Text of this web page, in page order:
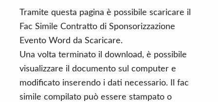
Tramite questa pagina è possibile scaricare il
Fac Simile Contratto di Sponsorizzazione
Evento Word da Scaricare.
Una volta terminato il download, è possibile
visualizzare il documento sul computer e
modificato inserendo i dati necessario. Il fac
simile compilato può essere stampato o